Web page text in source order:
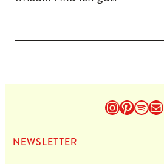
Instagram
E-
NEWS­LET­TER